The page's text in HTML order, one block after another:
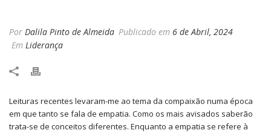
Por Dalila Pinto de Almeida Publicado em 6 de Abril, 2024
Em Liderança
Leituras recentes levaram-me ao tema da compaixão numa época
em que tanto se fala de empatia. Como os mais avisados saberão
trata-se de conceitos diferentes. Enquanto a empatia se refere à